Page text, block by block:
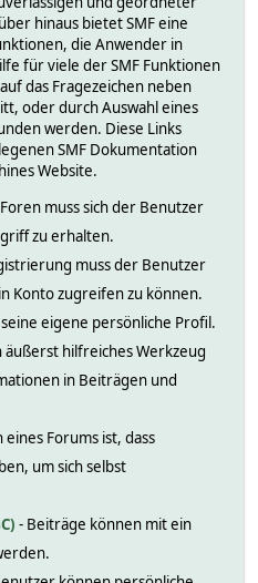
hinaus bietet SMF eine
die Anwender in
für viele der SMF Funktionen
das Fragezeichen neben
oder durch Auswahl eines
werden. Diese Links
SMF Dokumentation
Website.
muss sich der Benutzer
zu erhalten.
muss der Benutzer
Konto zugreifen zu können.
eigene persönliche Profil.
äußerst hilfreiches Werkzeug
in Beiträgen und
eines Forums ist, dass
um sich selbst
- Beiträge können mit ein